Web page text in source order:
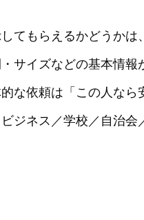
てもらえるかどうかは
サイズなどの基本情報
な依頼は「この人なら
ジネス／学校／自治会